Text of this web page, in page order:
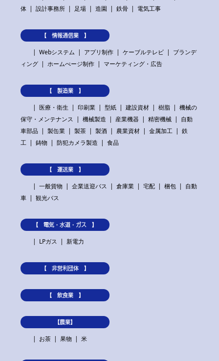
体
設計事務所 足場 造園 鉄骨 電気工事
【 情報通信業 】
Webシステム
アプリ制作 ケーブルテレビ
ブランデ
ィング
ホームぺージ制作 マーケティング・広告
【 製造業 】
医療・衛生
印刷業 型紙 建設資材 樹脂
機械の
保守・メンテナンス
機械製造 産業機器 精密機械
自動
車部品
製缶業 製茶 製酒 農業資材 金属加工
鉄
工
鋳物 防犯カメラ製造 食品
【 運送業 】
一般貨物
企業送迎バス 倉庫業 宅配 梱包
自動
車
観光バス
【 電気・水道・ガス 】
LPガス
新電力
【 非営利団体 】
【 飲食業 】
【農業】
お茶
果物 米